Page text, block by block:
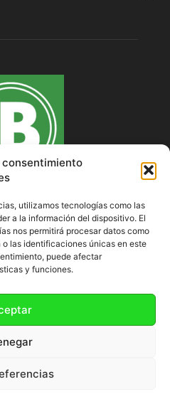
utilizamos tecnologías como las
a la información del dispositivo. El
nos permitirá procesar datos como
las identificaciones únicas en este
puede afectar
y funciones.
cookies (UE)